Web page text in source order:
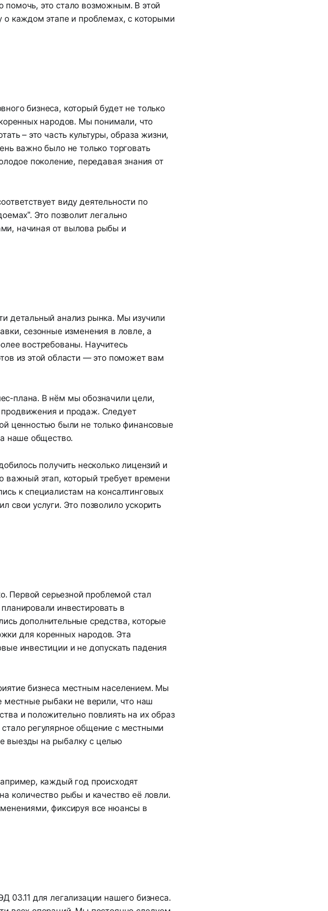
это стало возможным. В этой
каждом этапе и проблемах, с которыми
бизнеса, который будет не только
народов. Мы понимали, что
– это часть культуры, образа жизни,
важно было не только торговать
поколение, передавая знания от
виду деятельности по
Это позволит легально
начиная от вылова рыбы и
детальный анализ рынка. Мы изучили
сезонные изменения в ловле, а
востребованы. Научитесь
из этой области — это поможет вам
плана. В нём мы обозначили цели,
и продаж. Следует
ценностью были не только финансовые
наше общество.
получить несколько лицензий и
важный этап, который требует времени
к специалистам на консалтинговых
свои услуги. Это позволило ускорить
Первой серьезной проблемой стал
инвестировать в
дополнительные средства, которые
для коренных народов. Эта
инвестиции и не допускать падения
бизнеса местным населением. Мы
местные рыбаки не верили, что наш
и положительно повлиять на их образ
регулярное общение с местными
выезды на рыбалку с целью
каждый год происходят
количество рыбы и качество её ловли.
фиксируя все нюансы в
03.11 для легализации нашего бизнеса.